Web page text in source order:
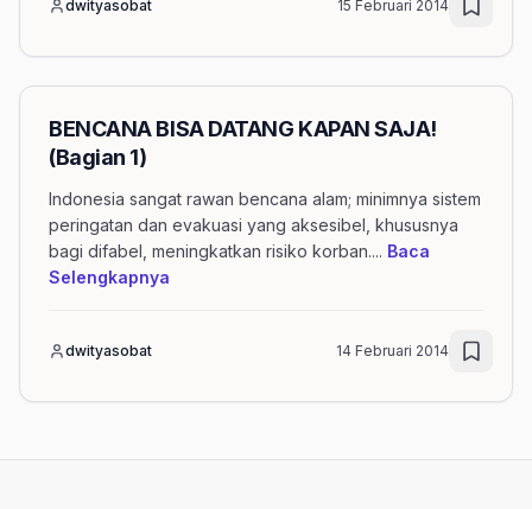
dwityasobat 15 Februari 2014
BENCANA BISA DATANG KAPAN SAJA!
(Bagian 1)
Indonesia sangat rawan bencana alam; minimnya sistem
peringatan dan evakuasi yang aksesibel, khususnya
bagi difabel, meningkatkan risiko korban.... Baca
Selengkapnya
dwityasobat 14 Februari 2014